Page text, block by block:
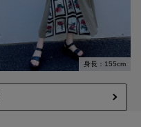
身長：155cm